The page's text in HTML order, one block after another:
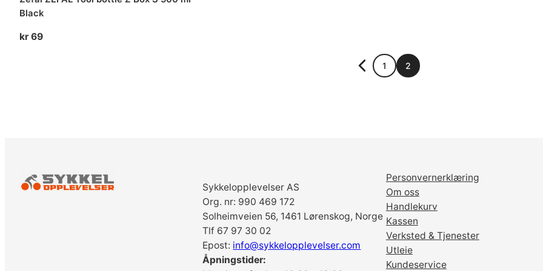
Black
kr 69
1 2
Sykkelopplevelser AS
Org. nr: 990 469 172
Solheimveien 56, 1461 Lørenskog, Norge
Tlf 67 97 30 02
Epost: info@sykkelopplevelser.com
Åpningstider:
Personvernerklæring
Om oss
Handlekurv
Kassen
Verksted & Tjenester
Utleie
Kundeservice